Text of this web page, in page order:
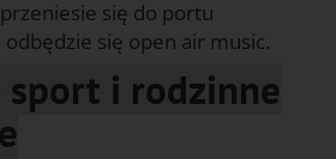
się do portu
się open air music.
sport i rodzinne